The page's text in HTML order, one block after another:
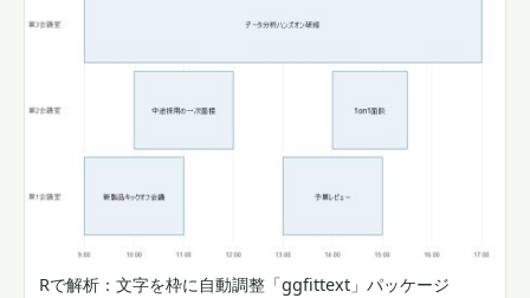
Rで解析：文字を枠に自動調整「ggfittext」パッケージ